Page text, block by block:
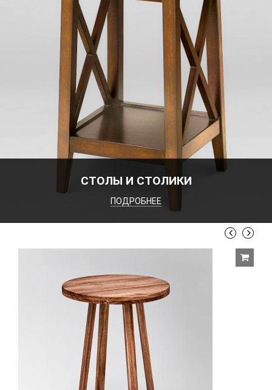
СТОЛЫ И СТОЛИКИ
ПОДРОБНЕЕ